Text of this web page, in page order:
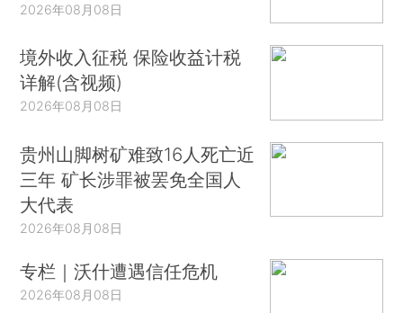
2026年08月08日
境外收入征税 保险收益计税
详解(含视频)
2026年08月08日
贵州山脚树矿难致16人死亡近
三年 矿长涉罪被罢免全国人
大代表
2026年08月08日
专栏｜沃什遭遇信任危机
2026年08月08日